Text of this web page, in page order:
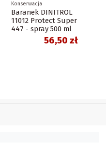
Konserwacja
Baranek DINITROL
11012 Protect Super
447 - spray 500 ml
56,50 zł